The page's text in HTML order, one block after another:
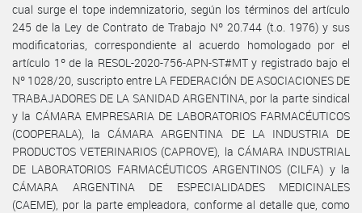
cual surge el tope indemnizatorio, según los términos del artículo
245 de la Ley de Contrato de Trabajo Nº 20.744 (t.o. 1976) y sus
modificatorias, correspondiente al acuerdo homologado por el
artículo 1º de la RESOL-2020-756-APN-ST#MT y registrado bajo el
Nº 1028/20, suscripto entre LA FEDERACIÓN DE ASOCIACIONES DE
TRABAJADORES DE LA SANIDAD ARGENTINA, por la parte sindical
y la CÁMARA EMPRESARIA DE LABORATORIOS FARMACÉUTICOS
(COOPERALA), la CÁMARA ARGENTINA DE LA INDUSTRIA DE
PRODUCTOS VETERINARIOS (CAPROVE), la CÁMARA INDUSTRIAL
DE LABORATORIOS FARMACÉUTICOS ARGENTINOS (CILFA) y la
CÁMARA ARGENTINA DE ESPECIALIDADES MEDICINALES
(CAEME), por la parte empleadora, conforme al detalle que, como